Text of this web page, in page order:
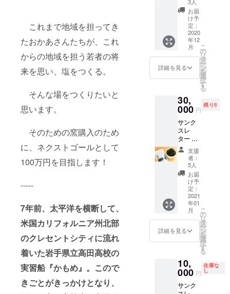
これまで地域を担ってき
たおかあさんたちが、これ
からの地域を担う若者の将
来を思い、塩をつくる。
そんな場をつくりたいと
思います。
そのための窯購入のため
に、ネクストゴールとして
100万円を目指します！
-----
7年前、太平洋を横断して、
米国カリフォルニア州北部
のクレセントシティに流れ
着いた岩手県立高田高校の
実習船『かもめ』。こので
きごとがきっかけとなり、
スター
＆箸置
き（5
セッ
ト） 村
上栄二
さんの
わかめ
（陸前
高田
前高田
でつく
られた
塩
お届
け予
定：
2020
年12
月
詳細を見る
こ
の
リ
タ
ー
ン
を
選
択
す
る
30,
000 円
残り5
サンク
スレ
ター 陸
前高田
のホヤ
塩＋塩
食べ比
べセッ
ト 高田
高校で
つくら
れてい
る缶詰
（３種
類） 村
上栄二
わかめ
（陸前
高田
産） ク
支援
者：
5人
お届
け予
定：
2021
年01
月
詳細を見る
こ
の
リ
タ
ー
ン
を
選
択
す
る
10,
000 円
在庫な
し
サンク